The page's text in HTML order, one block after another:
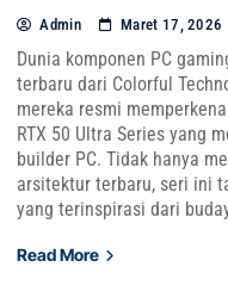
Admin Maret 17, 2026
Dunia komponen PC
terbaru dari Colorful
mereka resmi
RTX 50 Ultra Series yang
builder PC. Tidak hanya
arsitektur terbaru, seri ini
yang terinspirasi dari
Read More